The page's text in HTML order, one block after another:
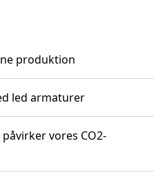
produktion
led armaturer
vores CO2-